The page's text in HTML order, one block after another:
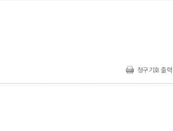
청구기호 출력